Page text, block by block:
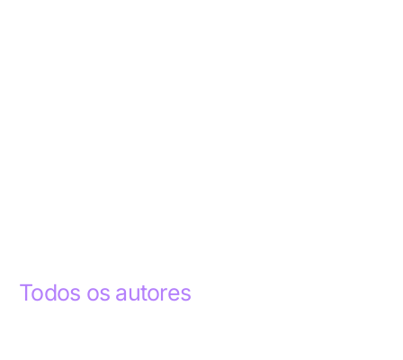
Todos os autores